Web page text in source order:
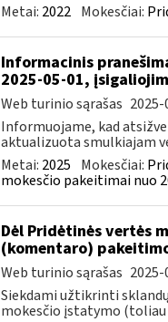
Metai: 2022 Mokesčiai:
Informacinis
2025-05-01,
Web turinio sąrašas
Informuojame, kad
aktualizuota smulkiajam
Metai: 2025 Mokesčiai:
mokesčio pakeitimai nuo
Dėl Pridėtinės vertės
(komentaro)
Web turinio sąrašas
Siekdami užtikrinti sklandų
mokesčio įstatymo (toliau